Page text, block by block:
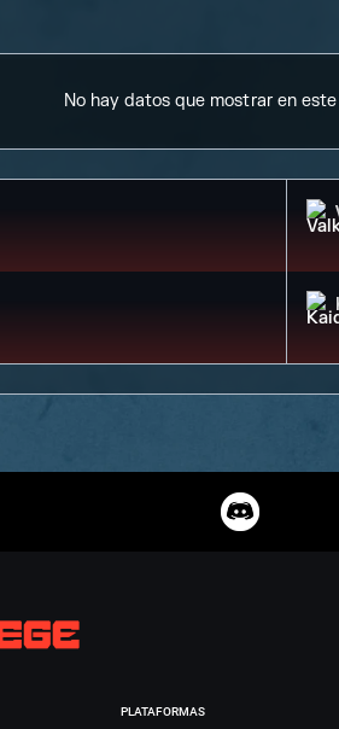
No hay datos que mostrar en
PLATAFORMAS